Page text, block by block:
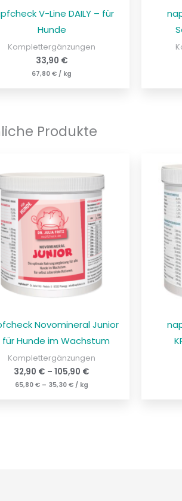
V-Line DAILY – für
Hunde
Komplettergänzungen
33,90 €
67,80€ / kg
Produkte
Novomineral Junior
für Hunde im Wachstum
Komplettergänzungen
32,90 € –105,90 €
65,80€ – 35,30€ / kg